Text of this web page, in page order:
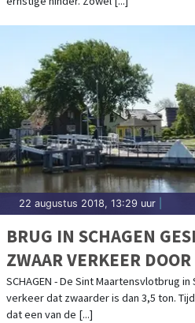
22 augustus 2018, 13:29 uur
BRUG IN SCHAGEN
ZWAAR VERKEER
VAN HOUTEN PALEN
SCHAGEN - De Sint Maartensvlotbrug
verkeer dat zwaarder is dan 3,5 ton.
dat een van de [...]